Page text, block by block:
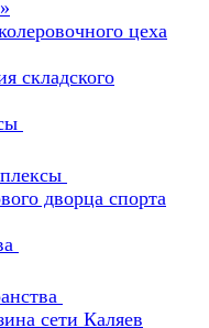
цеха
складского
дворца спорта
сети Каляев